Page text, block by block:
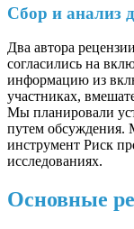
Сбор и анализ
Два автора
согласились на
информацию из
участниках,
Мы планировали
путем обсуждения.
инструмент Риск
исследованиях.
Основные